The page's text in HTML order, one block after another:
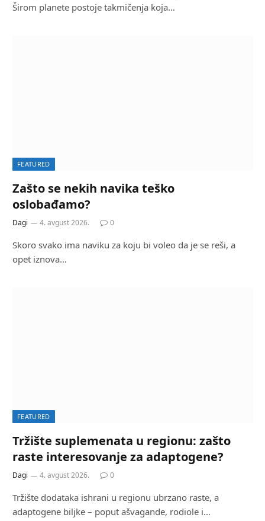
Širom planete postoje takmičenja koja…
FEATURED
Zašto se nekih navika teško
oslobađamo?
Dagi 4. avgust 2026. 0
Skoro svako ima naviku za koju bi voleo da je se reši, a
opet iznova…
FEATURED
Tržište suplemenata u regionu: zašto
raste interesovanje za adaptogene?
Dagi 4. avgust 2026. 0
Tržište dodataka ishrani u regionu ubrzano raste, a
adaptogene biljke – poput ašvagande, rodiole i…